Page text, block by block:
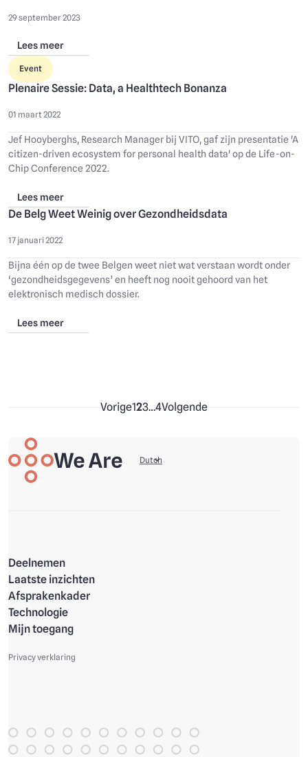
29 september 2023
Lees meer
Event
Plenaire Sessie: Data, a Healthtech Bonanza
01 maart 2022
Jef Hooyberghs, Research Manager bij VITO, gaf zijn presentatie 'A
citizen-driven ecosystem for personal health data' op de Life-on-
Chip Conference 2022.
Lees meer
De Belg Weet Weinig over Gezondheidsdata
17 januari 2022
Bijna één op de twee Belgen weet niet wat verstaan wordt onder
‘gezondheidsgegevens’ en heeft nog nooit gehoord van het
elektronisch medisch dossier.
Lees meer
Vorige
Pagina
1
Huidige pagina
2
Pagina
3…
Laatste pagina
4Volgende
We are Your data, your life
Dutch
Deelnemen
Laatste inzichten
Afsprakenkader
Technologie
Mijn toegang
Privacy verklaring